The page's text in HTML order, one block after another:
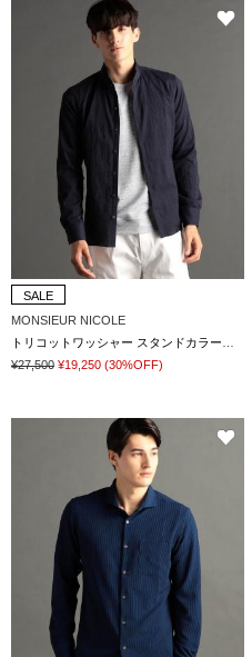
SALE
MONSIEUR NICOLE
¥27,500 ¥19,250 (30%OFF)